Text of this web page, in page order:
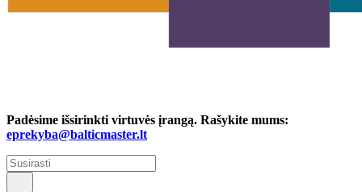
Padėsime išsirinkti virtuvės įrangą. Rašykite mums:
eprekyba@balticmaster.lt